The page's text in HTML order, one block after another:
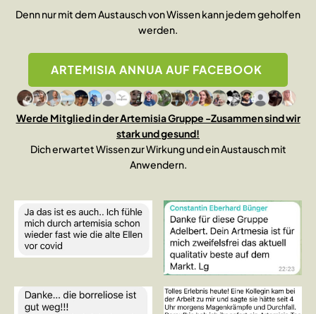
Denn nur mit dem Austausch von Wissen kann jedem geholfen
werden.
ARTEMISIA ANNUA AUF FACEBOOK
Werde Mitglied in der Artemisia Gruppe -Zusammen sind wir
stark und gesund!
Dich erwartet Wissen zur Wirkung und ein Austausch mit
Anwendern.